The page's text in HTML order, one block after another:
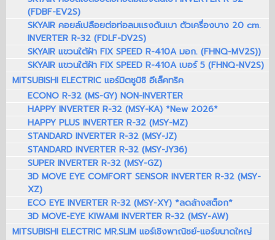
(FDBF-EV2S)
SKYAIR คอยล์เปลือยต่อท่อลมแรงดันเบา ตัวเครื่องบาง 20 cm.
INVERTER R-32 (FDLF-DV2S)
SKYAIR แขวนใต้ฝ้า FIX SPEED R-410A มอก. (FHNQ-MV2S))
SKYAIR แขวนใต้ฝ้า FIX SPEED R-410A เบอร์ 5 (FHNQ-NV2S)
MITSUBISHI ELECTRIC แอร์มิตซูบิชิ อีเล็คทริค
ECONO R-32 (MS-GY) NON-INVERTER
HAPPY INVERTER R-32 (MSY-KA) *New 2026*
HAPPY PLUS INVERTER R-32 (MSY-MZ)
STANDARD INVERTER R-32 (MSY-JZ)
STANDARD INVERTER R-32 (MSY-JY36)
SUPER INVERTER R-32 (MSY-GZ)
3D MOVE EYE COMFORT SENSOR INVERTER R-32 (MSY-
XZ)
ECO EYE INVERTER R-32 (MSY-XY) *ลดล้างสต็อก*
3D MOVE-EYE KIWAMI INVERTER R-32 (MSY-AW)
MITSUBISHI ELECTRIC MR.SLIM แอร์เชิงพาณิชย์-แอร์ขนาดใหญ่